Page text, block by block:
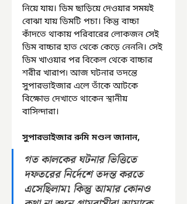
নিয়ে যায়। ডিম ছাড়িয়ে দেওয়ার সময়ই
বোঝা যায় ডিমটি পচা। কিন্তু বাচ্চা
কাঁদতে থাকায় পরিবারের লোকজন সেই
ডিম বাচ্চার হাত থেকে কেড়ে নেননি। সেই
ডিম খাওয়ার পর বিকেল থেকে বাচ্চার
শরীর খারাপ৷ আজ ঘটনার তদন্তে
সুপারভাইজার এলে তাঁকে আটকে
বিক্ষোভ দেখাতে থাকেন স্থানীয়
বাসিন্দারা।
সুপারভাইজার রুমি মণ্ডল জানান,
গত কালকের ঘটনার ভিত্তিতে
দফতরের নির্দেশে তদন্ত করতে
এসেছিলাম৷ কিন্তু আমার কোনও